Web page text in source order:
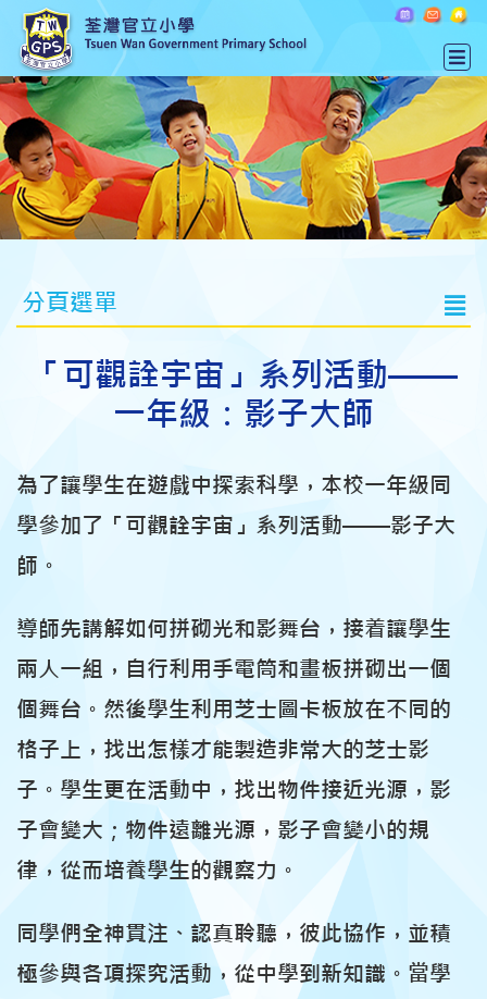
分頁選單
「可觀詮宇宙」系列活動——
一年級：影子大師
為了讓學生在遊戲中探索科學，本校一年級同
學參加了「可觀詮宇宙」系列活動——影子大
師。
導師先講解如何拼砌光和影舞台，接着讓學生
兩人一組，自行利用手電筒和畫板拼砌出一個
個舞台。然後學生利用芝士圖卡板放在不同的
格子上，找出怎樣才能製造非常大的芝士影
子。學生更在活動中，找出物件接近光源，影
子會變大；物件遠離光源，影子會變小的規
律，從而培養學生的觀察力。
同學們全神貫注、認真聆聽，彼此協作，並積
極參與各項探究活動，從中學到新知識。當學